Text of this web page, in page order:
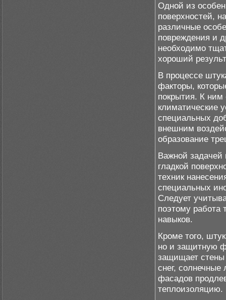
Одной из
поверхностей,
различные
повреждения и
необходимо
хороший
В процессе
факторы,
покрытия. К ним
климатические
специальных
внешним
образование
Важной задачей
гладкой
техник
специальных
Следует
поэтому работа
навыков.
Кроме того,
но и защитную
защищает стены
снег,
фасадов
теплоизоляцию.